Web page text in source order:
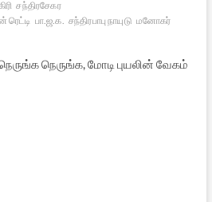
சந்திரசேகர
பா.ஜ.க. சந்திரபாபு நாயுடு மனோகர்
நெருங்க, மோடி புயலின் வேகம்